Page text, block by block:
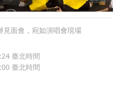
見面會，宛如演唱會現場
臺北時間
臺北時間